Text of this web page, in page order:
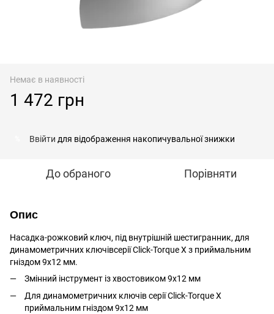
Немає в наявності
1 472 грн
Ввійти для відображення накопичувальної знижки
До обраного Порівняти
Опис
Насадка-рожковий ключ, під внутрішній шестигранник, для
динамометричних ключівсерії Click-Torque X з приймальним
гніздом 9x12 мм.
Змінний інструмент із хвостовиком 9x12 мм
Для динамометричних ключів серії Click-Torque X
приймальним гніздом 9x12 мм